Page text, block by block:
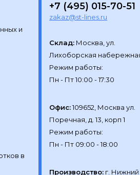
и
+7 (495) 015-70-51
zakaz@st-lines.ru
Склад: Москва, ул.
Лихоборская
Режим работы:
Офис: 109652, Москва ул.
Поречная, д. 13, корп 1
Режим работы:
Производство: г. Нижний
в